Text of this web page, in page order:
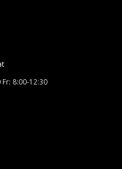
8:00-12:30